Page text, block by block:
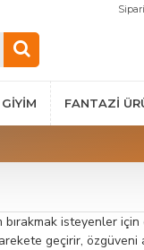
FANTAZI
isteyenler
geçirir, özgüveni